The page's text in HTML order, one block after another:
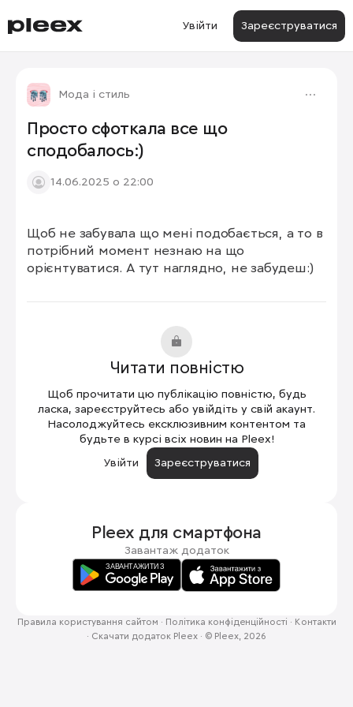
Увійти Зареєструватися
Мода і стиль
Просто сфоткала все що
сподобалось:)
14.06.2025 о 22:00
1/11
Щоб не забувала що мені подобається, а то в
потрібний момент незнаю на що
орієнтуватися. А тут наглядно, не забудеш:)
Читати повністю
Щоб прочитати цю публікацію повністю, будь
ласка, зареєструйтесь або увійдіть у свій акаунт.
Насолоджуйтесь ексклюзивним контентом та
будьте в курсі всіх новин на Pleex!
Увійти
Зареєструватися
Pleex для смартфона
Завантаж додаток
Правила користування сайтом · Політика конфіденційності · Контакти
· Скачати додаток Pleex · © Pleex, 2026